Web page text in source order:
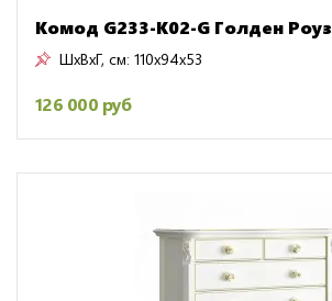
Комод G233-K02-G Голден Роуз
ШxВxГ, см: 110x94x53
126 000 руб